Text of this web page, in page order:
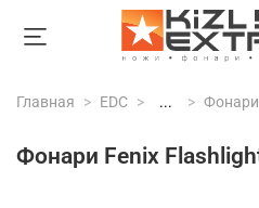
Главная EDC ... Фонари
Фонари Fenix